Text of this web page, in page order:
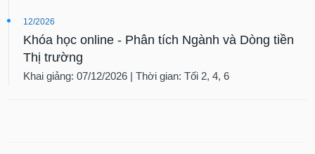
12/2026
Khóa học online - Phân tích Ngành và Dòng tiền
Thị trường
Khai giảng: 07/12/2026 | Thời gian: Tối 2, 4, 6